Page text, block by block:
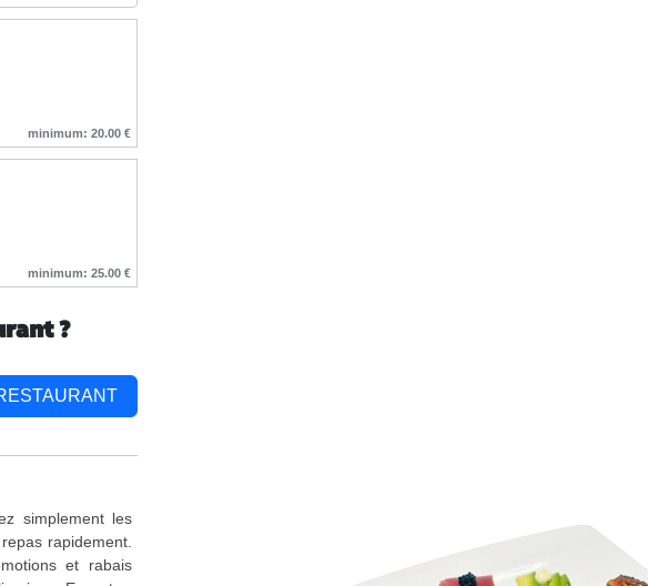
minimum: 20.00 €
minimum: 25.00 €
?
simplement les
rapidement.
et rabais